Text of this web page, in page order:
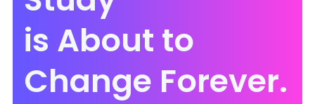
is About to
Change Forever.